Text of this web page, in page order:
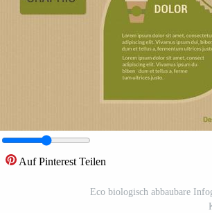
Auf Pinterest Teilen
Eco biologisch abbaubare